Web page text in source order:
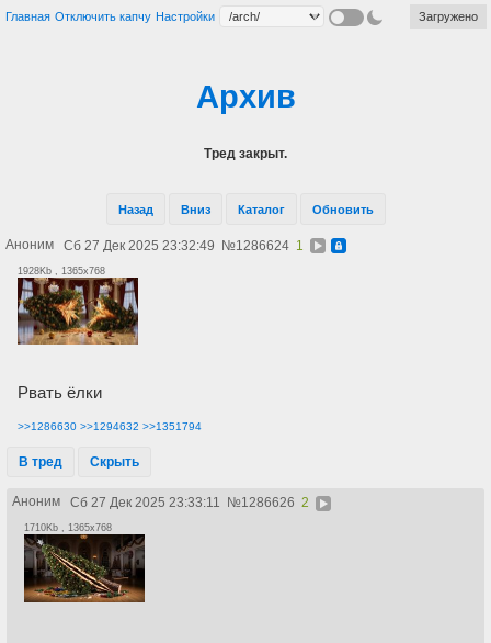
Главная Отключить капчу Настройки
Архив
Тред закрыт.
Назад Вниз Каталог Обновить
Аноним Сб 27 Дек 2025 23:32:49 №1286624 1
1928Kb , 1365x768
Рвать ёлки
>>1286630 >>1294632 >>1351794
В тред Скрыть
Аноним Сб 27 Дек 2025 23:33:11 №1286626 2
1710Kb , 1365x768
Загружено